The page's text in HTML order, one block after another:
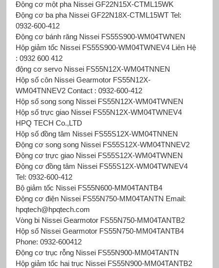
Động cơ một pha Nissei GF22N15X-CTML15WK
Động cơ ba pha Nissei GF22N18X-CTML15WT Tel:
0932-600-412
Động cơ bánh răng Nissei FS55S900-WM04TWNEN
Hộp giảm tốc Nissei FS55S900-WM04TWNEV4 Liên Hệ
: 0932 600 412
động cơ servo Nissei FS55N12X-WM04TNNEN
Hộp số côn Nissei Gearmotor FS55N12X-
WM04TNNEV2 Contact : 0932-600-412
Hộp số song song Nissei FS55N12X-WM04TWNEN
Hộp số trực giao Nissei FS55N12X-WM04TWNEV4
HPQ TECH Co.,LTD
Hộp số đồng tâm Nissei FS55S12X-WM04TNNEN
Động cơ song song Nissei FS55S12X-WM04TNNEV2
Động cơ trực giao Nissei FS55S12X-WM04TWNEN
Động cơ đồng tâm Nissei FS55S12X-WM04TWNEV4
Tel: 0932-600-412
Bộ giảm tốc Nissei FS55N600-MM04TANTB4
Động cơ điện Nissei FS55N750-MM04TANTN Email:
hpqtech@hpqtech.com
Vòng bi Nissei Gearmotor FS55N750-MM04TANTB2
Hộp số Nissei Gearmotor FS55N750-MM04TANTB4
Phone: 0932-600412
Động cơ trục rỗng Nissei FS55N900-MM04TANTN
Hộp giảm tốc hai trục Nissei FS55N900-MM04TANTB2